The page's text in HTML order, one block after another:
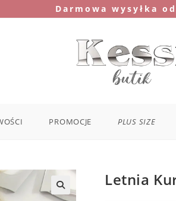
Darmowa wysyłka od
PROMOCJE PLUS SIZE
Letnia